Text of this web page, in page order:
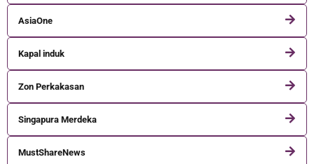
AsiaOne
Kapal induk
Zon Perkakasan
Singapura Merdeka
MustShareNews